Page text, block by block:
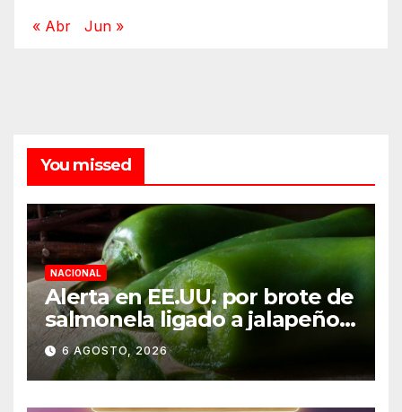
« Abr Jun »
You missed
NACIONAL
Alerta en EE.UU. por brote de
salmonela ligado a jalapeños
mexicanos; reportan 345
casos
6 AGOSTO, 2026